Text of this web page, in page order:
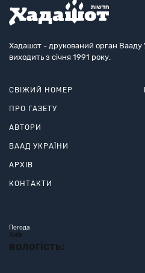
Хадашот - друкований орган Вааду
виходить з січня 1991 року.
СВІЖИЙ НОМЕР
ПРО ГАЗЕТУ
АВТОРИ
ВААД УКРАЇНИ
АРХІВ
КОНТАКТИ
Погода
Київ
вологість: